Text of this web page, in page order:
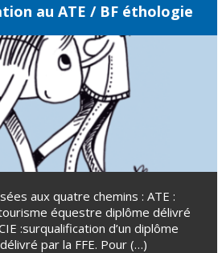
au ATE / BF éthologie
aux quatre chemins : ATE :
équestre diplôme délivré
:surqualification d’un diplôme
par la FFE. Pour (…)